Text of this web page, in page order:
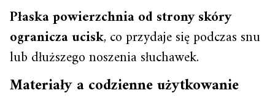
Płaska powierzchnia od strony skóry
ogranicza ucisk, co przydaje się podczas snu
lub dłuższego noszenia słuchawek.
Materiały a codzienne użytkowanie